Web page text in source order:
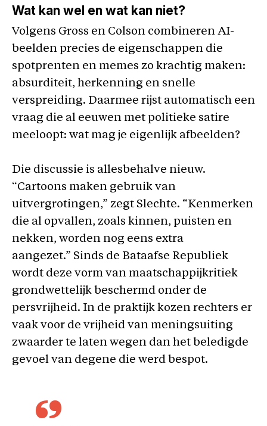
Wat kan wel en wat kan niet?
Volgens Gross en Colson combineren AI-
beelden precies de eigenschappen die
spotprenten en memes zo krachtig maken:
absurditeit, herkenning en snelle
verspreiding. Daarmee rijst automatisch een
vraag die al eeuwen met politieke satire
meeloopt: wat mag je eigenlijk afbeelden?
Die discussie is allesbehalve nieuw.
“Cartoons maken gebruik van
uitvergrotingen,” zegt Slechte. “Kenmerken
die al opvallen, zoals kinnen, puisten en
nekken, worden nog eens extra
aangezet.” Sinds de Bataafse Republiek
wordt deze vorm van maatschappijkritiek
grondwettelijk beschermd onder de
persvrijheid. In de praktijk kozen rechters er
vaak voor de vrijheid van meningsuiting
zwaarder te laten wegen dan het beledigde
gevoel van degene die werd bespot.